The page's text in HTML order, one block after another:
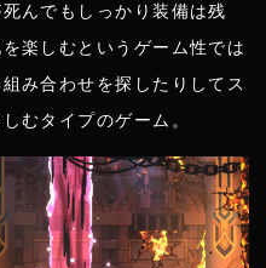
んでもしっかり装備は残
楽しむというゲーム性では
み合わせを探したりしてス
むタイプのゲーム。